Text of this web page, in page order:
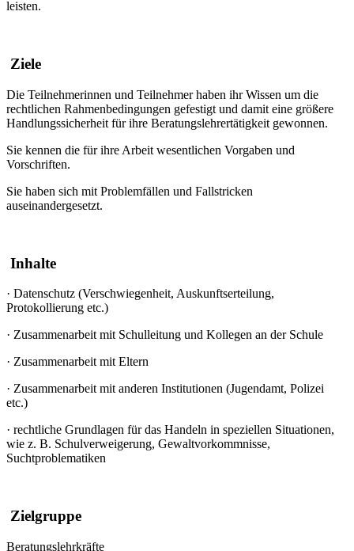
leisten.
Ziele
Die Teilnehmerinnen und Teilnehmer haben ihr Wissen um die
rechtlichen Rahmenbedingungen gefestigt und damit eine größere
Handlungssicherheit für ihre Beratungslehrertätigkeit gewonnen.
Sie kennen die für ihre Arbeit wesentlichen Vorgaben und
Vorschriften.
Sie haben sich mit Problemfällen und Fallstricken
auseinandergesetzt.
Inhalte
· Datenschutz (Verschwiegenheit, Auskunftserteilung,
Protokollierung etc.)
· Zusammenarbeit mit Schulleitung und Kollegen an der Schule
· Zusammenarbeit mit Eltern
· Zusammenarbeit mit anderen Institutionen (Jugendamt, Polizei
etc.)
· rechtliche Grundlagen für das Handeln in speziellen Situationen,
wie z. B. Schulverweigerung, Gewaltvorkommnisse,
Suchtproblematiken
Zielgruppe
Beratungslehrkräfte